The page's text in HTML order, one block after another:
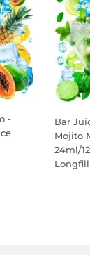
-
Bar
Mojito
24ml/
Longfill